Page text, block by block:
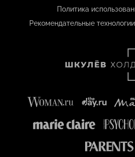
Политика
Рекомендательные технологии